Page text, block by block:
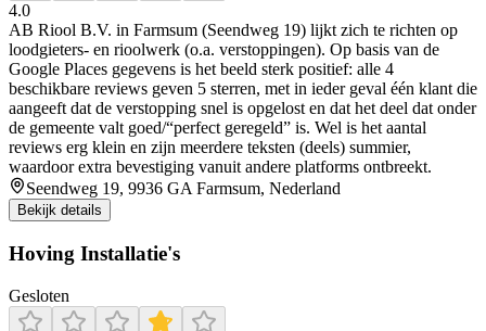
4.0
AB Riool B.V. in Farmsum (Seendweg 19) lijkt zich te richten op
loodgieters- en rioolwerk (o.a. verstoppingen). Op basis van de
Google Places gegevens is het beeld sterk positief: alle 4
beschikbare reviews geven 5 sterren, met in ieder geval één klant die
aangeeft dat de verstopping snel is opgelost en dat het deel dat onder
de gemeente valt goed/“perfect geregeld” is. Wel is het aantal
reviews erg klein en zijn meerdere teksten (deels) summier,
waardoor extra bevestiging vanuit andere platforms ontbreekt.
Seendweg 19, 9936 GA Farmsum, Nederland
Bekijk details
Hoving Installatie's
Gesloten